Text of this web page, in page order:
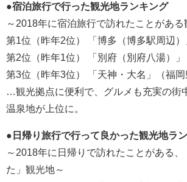
●宿泊旅行で行った観光地ランキング
～2018年に宿泊旅行で訪れたことがある
第1位（昨年2位） 「博多（博多駅周辺）
第2位（昨年1位） 「別府（別府八湯）」
第3位（昨年3位） 「天神・大名」（福岡
…観光拠点に便利で、グルメも充実の街
温泉地が上位に。
●日帰り旅行で行って良かった観光地ラ
～2018年に日帰りで訪れたことがある、
た」観光地～